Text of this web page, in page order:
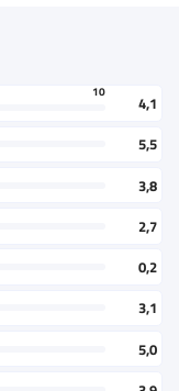
10
4,1
5,5
3,8
2,7
0,2
3,1
5,0